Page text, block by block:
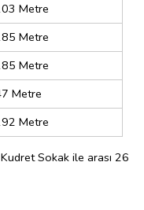
Metre
Metre
Metre
Metre
Metre
Sokak ile arası 26